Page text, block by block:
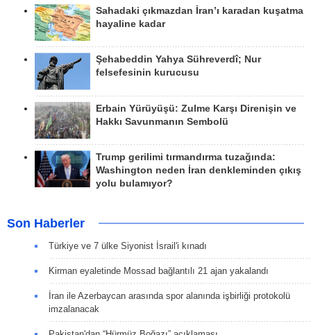
Sahadaki çıkmazdan İran’ı karadan kuşatma
hayaline kadar
Şehabeddin Yahya Sühreverdî; Nur
felsefesinin kurucusu
Erbain Yürüyüşü: Zulme Karşı Direnişin ve
Hakkı Savunmanın Sembolü
Trump gerilimi tırmandırma tuzağında:
Washington neden İran denkleminden çıkış
yolu bulamıyor?
Son Haberler
Türkiye ve 7 ülke Siyonist İsrail'i kınadı
Kirman eyaletinde Mossad bağlantılı 21 ajan yakalandı
İran ile Azerbaycan arasında spor alanında işbirliği protokolü
imzalanacak